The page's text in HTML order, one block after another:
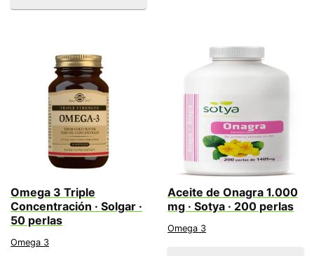
Omega 3 Triple
Concentración · Solgar ·
50 perlas
Omega 3
Aceite de Onagra 1.000
mg · Sotya · 200 perlas
Omega 3